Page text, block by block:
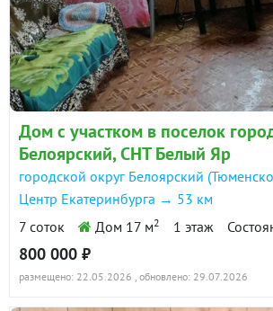
Дом с участком в поселок
Белоярский, СНТ Белый Яр
городской округ Белоярский
Центр Екатеринбурга → 53 км
7 соток
Дом 17 м2 1 этаж
800 000 ₽
размещено: 22.05.2026 , обновлено: 29.07.2026